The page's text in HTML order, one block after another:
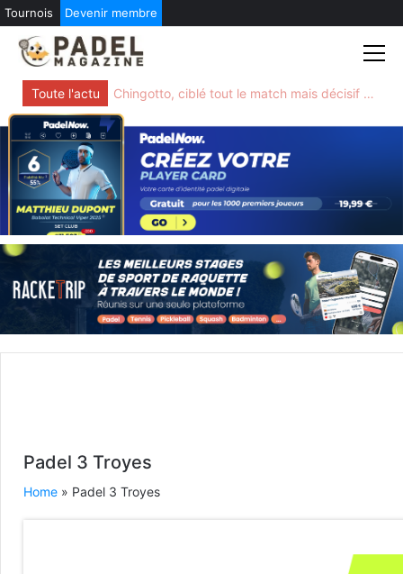
Tournois Devenir membre
Toute l'actu Chingotto, ciblé tout le match mais décisif quand tout bascule
Padel 3 Troyes
Home » Padel 3 Troyes